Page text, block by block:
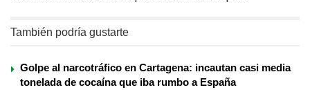
También podría gustarte
Golpe al narcotráfico en Cartagena: incautan casi media
tonelada de cocaína que iba rumbo a España